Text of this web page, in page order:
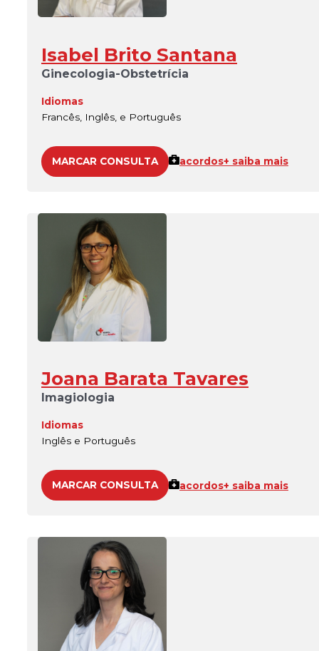
Isabel Brito Santana
Ginecologia-Obstetrícia
Idiomas
Francês, Inglês, e Português
MARCAR CONSULTA acordos+ saiba mais
Joana Barata Tavares
Imagiologia
Idiomas
Inglês e Português
MARCAR CONSULTA acordos+ saiba mais